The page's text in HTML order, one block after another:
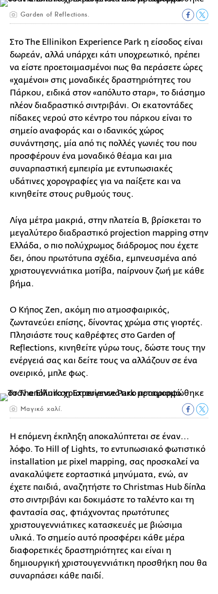
Garden of Reflections.
Στο The Ellinikon Experience Park η είσοδος είναι
δωρεάν, αλλά υπάρχει κάτι υποχρεωτικό, πρέπει
να είστε προετοιμασμένοι πως θα περάσετε ώρες
«χαμένοι» στις μοναδικές δραστηριότητες του
Πάρκου, ειδικά στον «απόλυτο σταρ», το διάσημο
πλέον διαδραστικό σιντριβάνι. Oι εκατοντάδες
πίδακες νερού στο κέντρο του πάρκου είναι το
σημείο αναφοράς και ο ιδανικός χώρος
συνάντησης, μία από τις πολλές γωνιές του που
προσφέρουν ένα μοναδικό θέαμα και μια
συναρπαστική εμπειρία με εντυπωσιακές
υδάτινες χορογραφίες για να παίξετε και να
κινηθείτε στους ρυθμούς τους.
Λίγα μέτρα μακριά, στην πλατεία Β, βρίσκεται το
μεγαλύτερο διαδραστικό projection mapping στην
Ελλάδα, ο πιο πολύχρωμος διάδρομος που έχετε
δει, όπου πρωτότυπα σχέδια, εμπνευσμένα από
χριστουγεννιάτικα μοτίβα, παίρνουν ζωή με κάθε
βήμα.
Ο Κήπος Zen, ακόμη πιο ατμοσφαιρικός,
ζωντανεύει επίσης, δίνοντας χρώμα στις γιορτές.
Πλησιάστε τους καθρέφτες στο Garden of
Reflections, κινηθείτε γύρω τους, δώστε τους την
ενέργειά σας και δείτε τους να αλλάζουν σε ένα
ονειρικό, μπλε φως.
Μαγικό χαλί.
Η επόμενη έκπληξη αποκαλύπτεται σε έναν...
λόφο. Το Hill of Lights, το εντυπωσιακό φωτιστικό
installation με pixel mapping, σας προσκαλεί να
ανακαλύψετε εορταστικά μηνύματα, ενώ, αν
έχετε παιδιά, αναζητήστε το Christmas Hub δίπλα
στο σιντριβάνι και δοκιμάστε το ταλέντο και τη
φαντασία σας, φτιάχνοντας πρωτότυπες
χριστουγεννιάτικες κατασκευές με βιώσιμα
υλικά. Το σημείο αυτό προσφέρει κάθε μέρα
διαφορετικές δραστηριότητες και είναι η
δημιουργική χριστουγεννιάτικη προσθήκη που θα
συναρπάσει κάθε παιδί.